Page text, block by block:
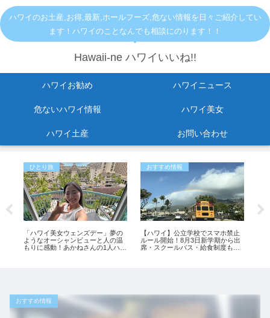
ハワイのお土産,お得,最新,ホールフーズ,危ない情報を日々ご紹介してい
ます！ハワイのことなんでも相談にのります！！
Hawaii-ne ハワイいいね!!
ハワイお勧め ハワイニュース
危ないハワイ情報 ハワイ美女
ハワイ土産 お問い合わせ
ひとり旅
「ハワイ美女ウェンズデー」夢の
ようなオーシャンビューと人の温
もりに感動！あかねさんの1人ハワ
おすすめ情報
【ハワイ】公立学校でスマホ禁止
ルール開始！8月3日新学期から出
席・スクールバス・給食制度も変
おすすめ情報